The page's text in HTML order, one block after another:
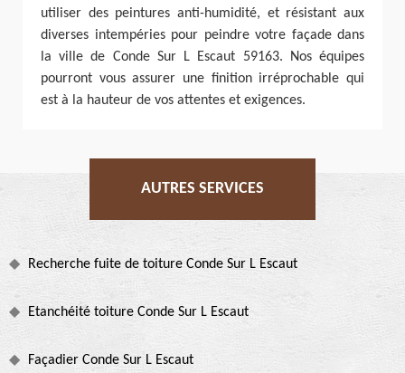
utiliser des peintures anti-humidité, et résistant aux
diverses intempéries pour peindre votre façade dans
la ville de Conde Sur L Escaut 59163. Nos équipes
pourront vous assurer une finition irréprochable qui
est à la hauteur de vos attentes et exigences.
AUTRES SERVICES
Recherche fuite de toiture Conde Sur L Escaut
Etanchéité toiture Conde Sur L Escaut
Façadier Conde Sur L Escaut